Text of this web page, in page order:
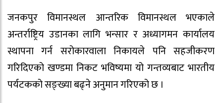
जनकपुर विमानस्थल आन्तरिक विमानस्थल भएकाले
अन्तर्राष्ट्रिय उडानका लागि भन्सार र अध्यागमन कार्यालय
स्थापना गर्न सरोकारवाला निकायले पनि सहजीकरण
गरिदिएको खण्डमा निकट भविष्यमा यो गन्तव्यबाट भारतीय
पर्यटकको सङ्ख्या बढ्ने अनुमान गरिएको छ ।